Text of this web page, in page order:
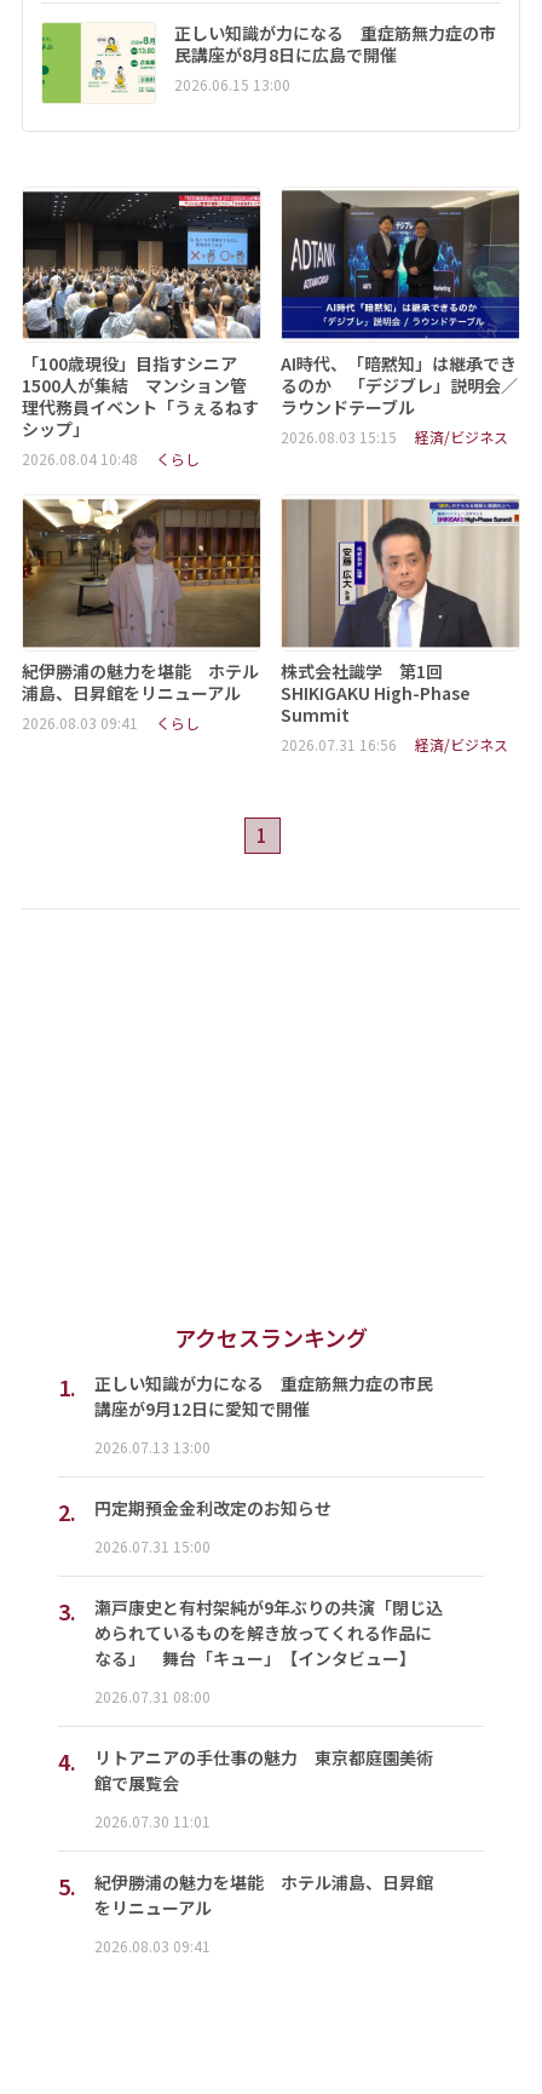
正しい知識が力になる 重症筋無力症の市
民講座が8月8日に広島で開催
2026.06.15 13:00
「100歳現役」目指すシニア
1500人が集結 マンション管
理代務員イベント「うぇるねす
シップ」
2026.08.04 10:48 くらし
AI時代、「暗黙知」は継承でき
るのか 「デジブレ」説明会／
ラウンドテーブル
2026.08.03 15:15 経済/ビジネス
紀伊勝浦の魅力を堪能 ホテル
浦島、日昇館をリニューアル
2026.08.03 09:41 くらし
株式会社識学 第1回
SHIKIGAKU High-Phase
Summit
2026.07.31 16:56 経済/ビジネス
1
アクセスランキング
1.
正しい知識が力になる 重症筋無力症の市民
講座が9月12日に愛知で開催
2026.07.13 13:00
2. 円定期預金金利改定のお知らせ
2026.07.31 15:00
3.
瀬戸康史と有村架純が9年ぶりの共演「閉じ込
められているものを解き放ってくれる作品に
なる」 舞台「キュー」【インタビュー】
2026.07.31 08:00
4.
リトアニアの手仕事の魅力 東京都庭園美術
館で展覧会
2026.07.30 11:01
5.
紀伊勝浦の魅力を堪能 ホテル浦島、日昇館
をリニューアル
2026.08.03 09:41